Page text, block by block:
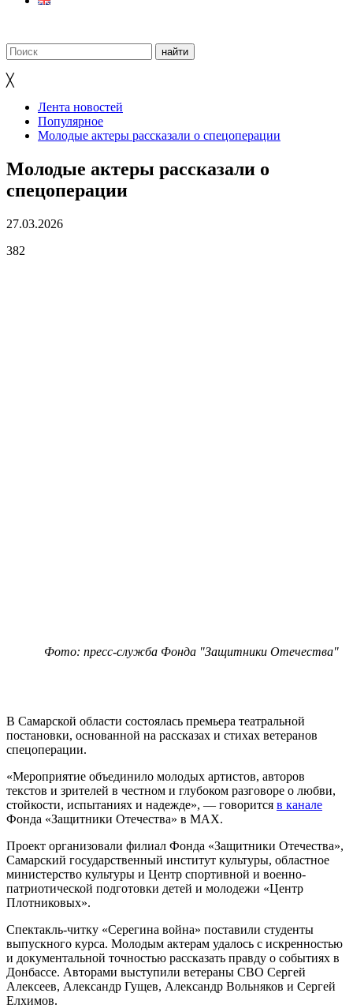
╳
Лента новостей
Популярное
Молодые актеры рассказали о спецоперации
Молодые актеры рассказали о
спецоперации
27.03.2026
382
Фото: пресс-служба Фонда "Защитники Отечества"
В Самарской области состоялась премьера театральной
постановки, основанной на рассказах и стихах ветеранов
спецоперации.
«Мероприятие объединило молодых артистов, авторов
текстов и зрителей в честном и глубоком разговоре о любви,
стойкости, испытаниях и надежде», — говорится в канале
Фонда «Защитники Отечества» в МАХ.
Проект организовали филиал Фонда «Защитники Отечества»,
Самарский государственный институт культуры, областное
министерство культуры и Центр спортивной и военно-
патриотической подготовки детей и молодежи «Центр
Плотниковых».
Спектакль-читку «Серегина война» поставили студенты
выпускного курса. Молодым актерам удалось с искренностью
и документальной точностью рассказать правду о событиях в
Донбассе. Авторами выступили ветераны СВО Сергей
Алексеев, Александр Гущев, Александр Вольняков и Сергей
Елхимов.